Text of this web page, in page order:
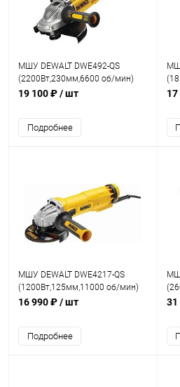
МШУ DEWALT DWE492-QS
(2200Вт,230мм,6600 об/мин)
19 100 ₽/ шт
Подробнее
МШУ DEWALT DWE4217-QS
(1200Вт,125мм,11000 об/мин)
16 990 ₽/ шт
Подробнее
31